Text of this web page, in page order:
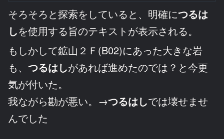
そろそろと探索をしていると、明確につるは
しを使用する旨のテキストが表示される。
もしかして鉱山２Ｆ(B02)にあった大きな岩
も、 つるはしがあれば進めたのでは？と今更
気が付いた。
我ながら勘が悪い。→つるはしでは壊せませ
んでした